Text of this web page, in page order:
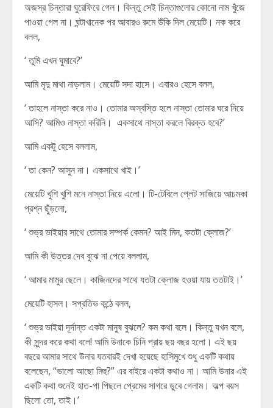
অজস্র চিন্তারা ঘুরেফিরে গেল। কিন্তু সেই চিন্তাগুলোর কোনো নাম খুঁজে
পাওয়া গেল না। ঘন্টাখানেক পর আবারও রুমে উঁকি দিল মেয়েটি। নক করে
বলল,
‘ তুমি এখন ঘুমাবে?’
আমি মৃদু মাথা নাড়লাম। মেয়েটি সদা হাসে। এবারও হেসে বলল,
‘ তাহলে নাস্তা করে নাও। তোমার অস্বস্তি হলে নাস্তা তোমার ঘরে নিয়ে
আসি? আমিও নাস্তা করিনি। একসাথে নাস্তা করলে বিরক্ত হবে?’
আমি একটু হেসে বললাম,
‘ তা কেন? আসুন না। একসাথে খাই।’
মেয়েটি খুশি খুশি মনে নাস্তা নিয়ে এলো। টি-টেবিলে প্লেট সাজিয়ে আচমকা
প্রশ্ন ছুঁড়লো,
‘ শুভ্র ভাইয়ার সাথে তোমার সম্পর্ক কেমন? আই মিন, কতটা ক্লোজ?’
আমি কী উত্তর দেব বুঝে না পেয়ে বললাম,
‘ আমার মামুর ছেলে। কাজিনদের সাথে যতটা ক্লোজ হওয়া যায় ততটাই।’
মেয়েটি হাসল। সপ্রতিভ কন্ঠে বলল,
‘ শুভ্র ভাইয়া দূর্দান্ত একটা মানুষ বুঝলে? কম কথা বলে। কিন্তু যখন বলে,
কী সুন্দর করে কথা বলে! আমি উনাকে চিনি প্রায় ছয় বছর হলো। এই ছয়
বছরে আমার সাথে উনার যতবারই দেখা হয়েছে হাসিমুখে শুধু একটি কথায়
বলেছেন, “ভালো আছো মিহু?” এর বাইরে একটা কথাও না। আমি উনার এই
একটি কথা শুনেই হাত-পা পিছলে প্রেমের সাগরে ডুবে গেলাম। অল্প বয়স
ছিলো তো, তাই।’